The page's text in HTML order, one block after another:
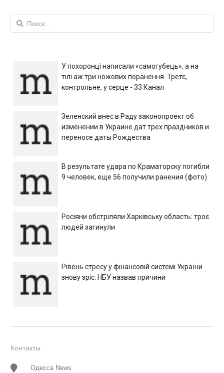
Найти:
У похоронці написали «самогубець», а на
тілі аж три ножових поранення. Третє,
контрольне, у серце - 33 Канал
Зеленский внес в Раду законопроект об
изменении в Украине дат трех праздников и
переносе даты Рождества
В результате удара по Краматорску погибли
9 человек, еще 56 получили ранения (фото)
Росіяни обстріляли Харківську область: троє
людей загинули
Рівень стресу у фінансовій системі України
знову зріс: НБУ назвав причини
Контакты
Одесса News